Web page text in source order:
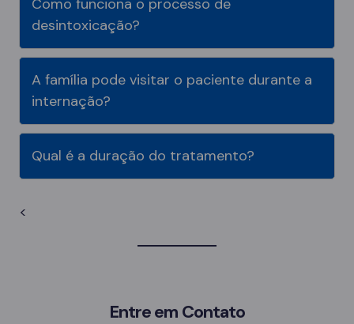
desintoxicação?
A família pode visitar o paciente durante a
internação?
Qual é a duração do tratamento?
<
Entre em Contato